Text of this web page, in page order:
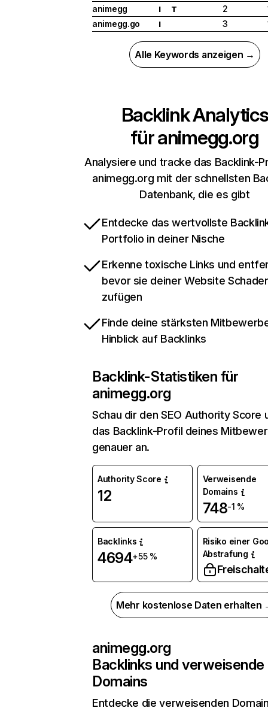
animegg
I T 2
animegg.go
I 3
Alle Keywords anzeigen →
Backlink Analytics
füranimegg.org
Analysiere und tracke das Backlink-
animegg.org mit der schnellsten
Datenbank, die es gibt
Entdecke das wertvollste
Portfolio in deiner Nische
Erkenne toxische Links und
bevor sie deiner Website
zufügen
Finde deine stärksten
Hinblick auf Backlinks
Backlink-Statistiken für
animegg.org
Schau dir den SEO Authority Score
das Backlink-Profil deines
genauer an.
Authority Score
12
Verweisende
Domains
748-1 %
Backlinks
4694+55 %
Risiko einer
Abstrafung
Mehr kostenlose Daten erhalten
animegg.org
Backlinks und verweisende
Domains
Entdecke die verweisenden